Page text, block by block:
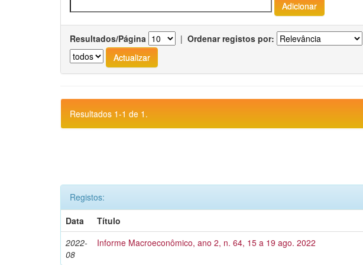
Resultados/Página | Ordenar registos por:
Resultados 1-1 de 1.
Registos:
Data
Título
2022-
08
Informe Macroeconômico, ano 2, n. 64, 15 a 19 ago. 2022